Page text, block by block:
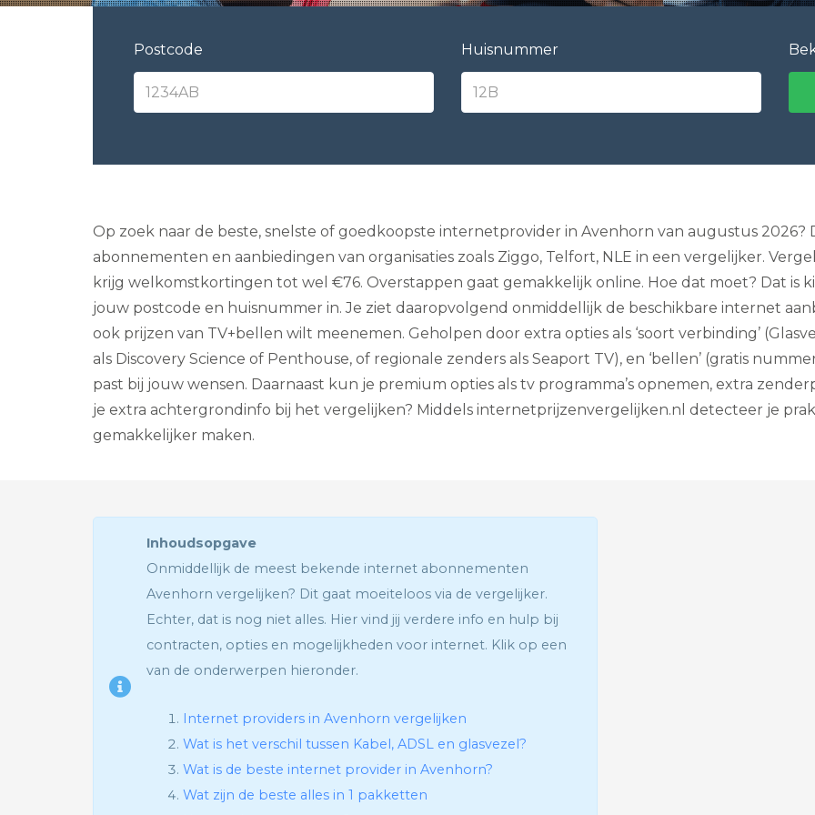
v
e
n
n
t
e
n
B
l
n
G
z
n
e
r
Postcode Huisnummer
Op zoek naar de beste, snelste of goedkoopste internetprovider in Avenhorn van augustus 2026?
abonnementen en aanbiedingen van organisaties zoals Ziggo, Telfort, NLE in een vergelijker.
krijg welkomstkortingen tot wel €76. Overstappen gaat gemakkelijk online. Hoe dat moet? Dat is
jouw postcode en huisnummer in. Je ziet daaropvolgend onmiddellijk de beschikbare internet
ook prijzen van TV+bellen wilt meenemen. Geholpen door extra opties als ‘soort verbinding’
als Discovery Science of Penthouse, of regionale zenders als Seaport TV), en ‘bellen’ (gratis
past bij jouw wensen. Daarnaast kun je premium opties als tv programma’s opnemen, extra
je extra achtergrondinfo bij het vergelijken? Middels internetprijzenvergelijken.nl detecteer je
gemakkelijker maken.
Inhoudsopgave
Onmiddellijk de meest bekende internet abonnementen
Avenhorn vergelijken? Dit gaat moeiteloos via de vergelijker.
Echter, dat is nog niet alles. Hier vind jij verdere info en hulp bij
contracten, opties en mogelijkheden voor internet. Klik op een
van de onderwerpen hieronder.
Internet providers in Avenhorn vergelijken
Wat is het verschil tussen Kabel, ADSL en glasvezel?
Wat is de beste internet provider in Avenhorn?
Wat zijn de beste alles in 1 pakketten